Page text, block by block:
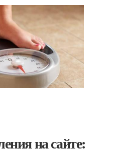
на сайте: